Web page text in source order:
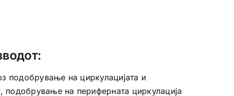
подобрување на циркулацијата и
на периферната циркулација